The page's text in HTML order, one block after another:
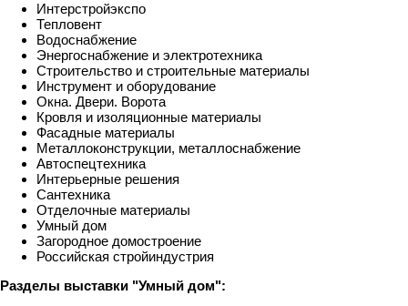
Интерстройэкспо
Тепловент
Водоснабжение
Энергоснабжение и электротехника
Строительство и строительные материалы
Инструмент и оборудование
Окна. Двери. Ворота
Кровля и изоляционные материалы
Фасадные материалы
Металлоконструкции, металлоснабжение
Автоспецтехника
Интерьерные решения
Сантехника
Отделочные материалы
Умный дом
Загородное домостроение
Российская стройиндустрия
Разделы выставки "Умный дом":